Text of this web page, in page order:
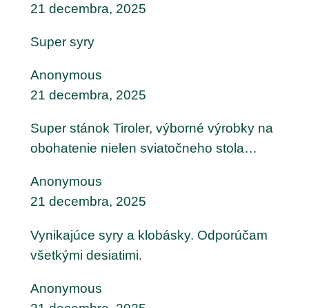
21 decembra, 2025
Super syry
Anonymous
21 decembra, 2025
Super stánok Tiroler, výborné výrobky na
obohatenie nielen sviatočneho stola…
Anonymous
21 decembra, 2025
Vynikajúce syry a klobásky. Odporúčam
všetkými desiatimi.
Anonymous